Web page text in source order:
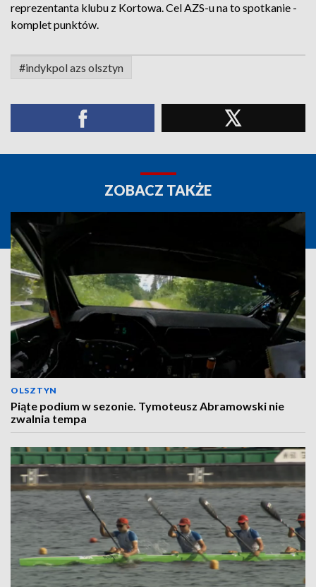
reprezentanta klubu z Kortowa. Cel AZS-u na to spotkanie -
komplet punktów.
#indykpol azs olsztyn
ZOBACZ TAKŻE
OLSZTYN
Piąte podium w sezonie. Tymoteusz Abramowski nie
zwalnia tempa